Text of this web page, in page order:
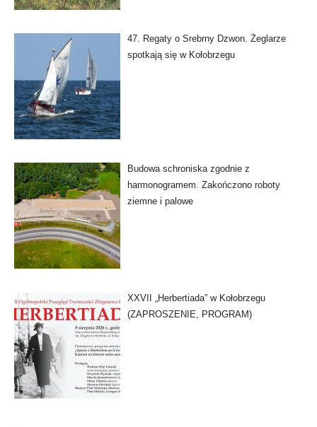
47. Regaty o Srebrny Dzwon. Żeglarze
spotkają się w Kołobrzegu
Budowa schroniska zgodnie z
harmonogramem. Zakończono roboty
ziemne i palowe
XXVII „Herbertiada” w Kołobrzegu
(ZAPROSZENIE, PROGRAM)